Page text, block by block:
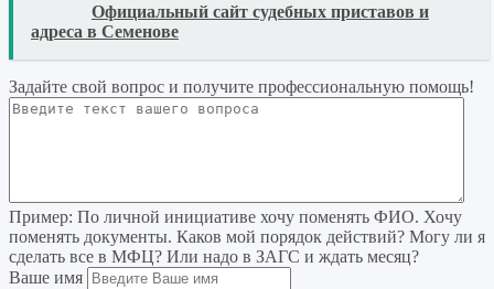
Официальный сайт судебных приставов и
адреса в Семенове
Задайте свой вопрос и получите профессиональную помощь!
Пример: По личной инициативе хочу поменять ФИО. Хочу
поменять документы. Каков мой порядок действий? Могу ли я
сделать все в МФЦ? Или надо в ЗАГС и ждать месяц?
Ваше имя